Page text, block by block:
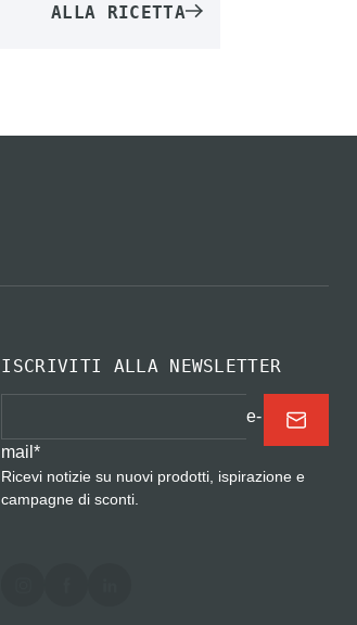
ALLA RICETTA
ISCRIVITI ALLA NEWSLETTER
e-
mail*
Ricevi notizie su nuovi prodotti, ispirazione e
campagne di sconti.